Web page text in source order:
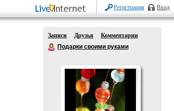
Регистрация Вход
Записи Друзья
Комментарии
Подарки своими руками